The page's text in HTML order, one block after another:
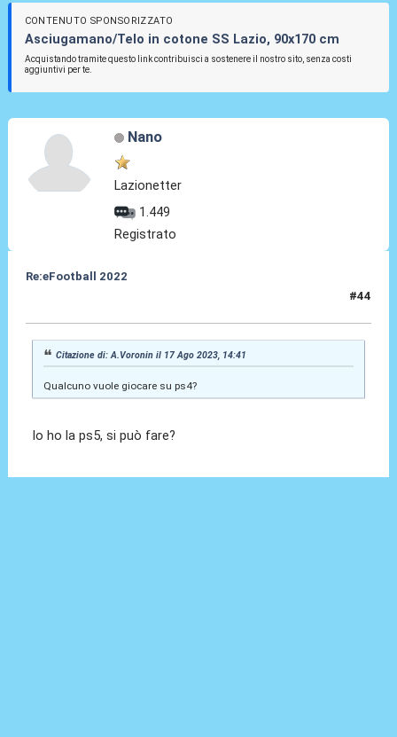
CONTENUTO SPONSORIZZATO
Asciugamano/Telo in cotone SS Lazio, 90x170 cm
Acquistando tramite questo link contribuisci a sostenere il nostro sito, senza costi
aggiuntivi per te.
Nano
Lazionetter
1.449
Registrato
Re:eFootball 2022
#44
Citazione di: A.Voronin il 17 Ago 2023, 14:41
Qualcuno vuole giocare su ps4?
Io ho la ps5, si può fare?